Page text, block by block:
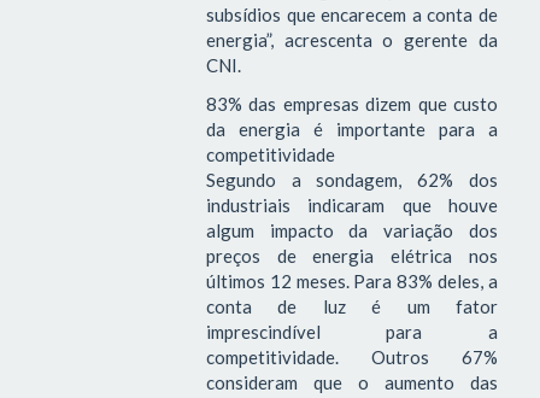
subsídios que encarecem a conta de
energia”, acrescenta o gerente da
CNI.
83% das empresas dizem que custo
da energia é importante para a
competitividade
Segundo a sondagem, 62% dos
industriais indicaram que houve
algum impacto da variação dos
preços de energia elétrica nos
últimos 12 meses. Para 83% deles, a
conta de luz é um fator
imprescindível para a
competitividade. Outros 67%
consideram que o aumento das